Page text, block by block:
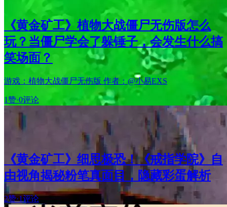
《黄金矿工》植物大战僵尸无伤版怎么
玩？当僵尸学会了躲锤子，会发生什么搞
笑场面？
游戏：植物大战僵尸无伤版 作者：@小易EXS
1赞·0评论
《黄金矿工》细思极恐！《戒指学院》自
由视角揭秘粉笔真面目，隐藏彩蛋解析
2赞·1评论